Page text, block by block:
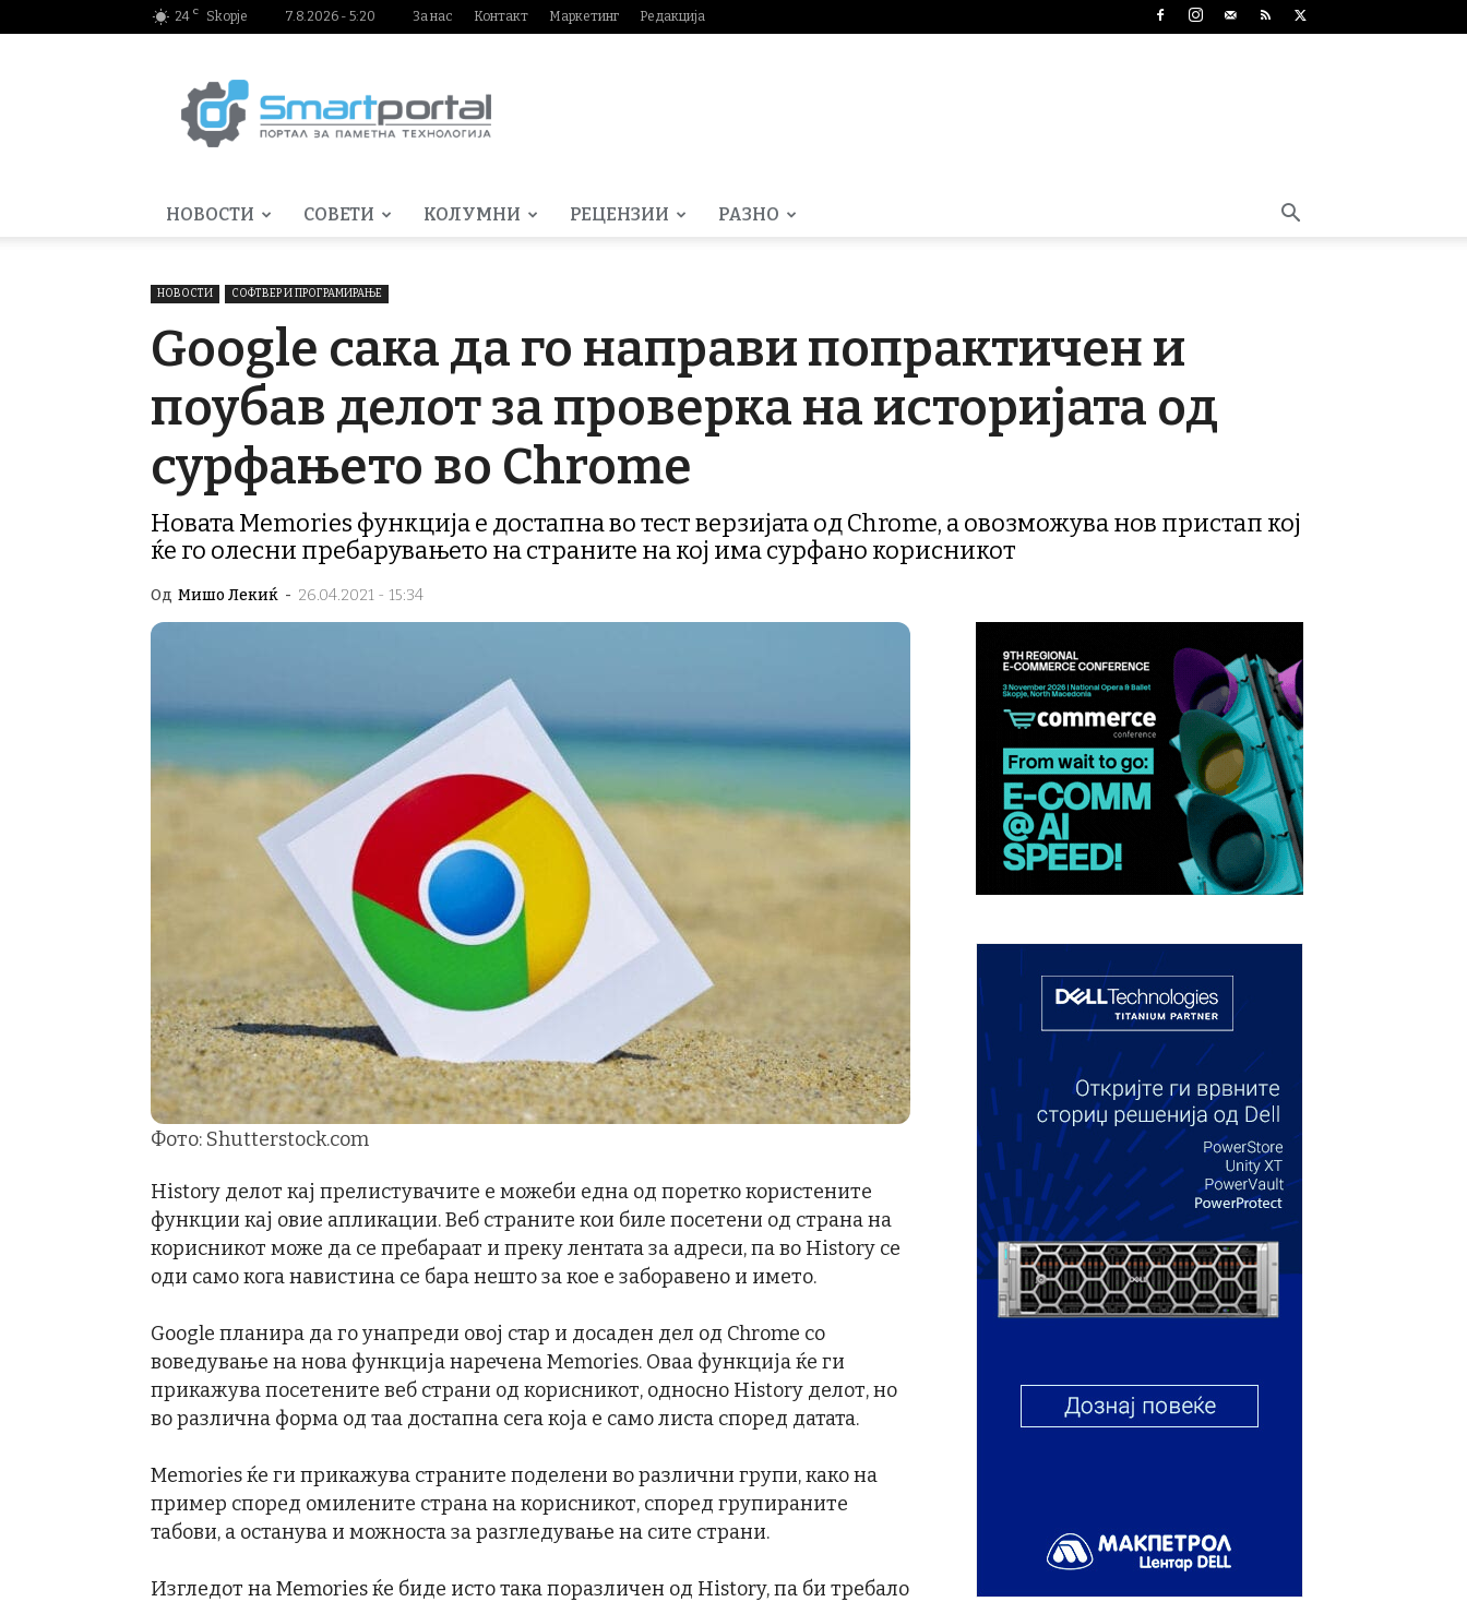
24 C Skopje 7.8.2026 - 5:20 За нас Контакт Маркетинг Редакција
НОВОСТИ СОВЕТИ КОЛУМНИ РЕЦЕНЗИИ РАЗНО
НОВОСТИ СОФТВЕР И ПРОГРАМИРАЊЕ
Google сака да го направи попрактичен и
поубав делот за проверка на историјата од
сурфањето во Chrome
Новата Memories функција е достапна во тест верзијата од Chrome, а овозможува нов пристап кој
ќе го олесни пребарувањето на страните на кој има сурфано корисникот
Од Мишо Лекиќ - 26.04.2021 - 15:34
Фото: Shutterstock.com
History делот кај прелистувачите е можеби една од поретко користените
функции кај овие апликации. Веб страните кои биле посетени од страна на
корисникот може да се пребараат и преку лентата за адреси, па во History се
оди само кога навистина се бара нешто за кое е заборавено и името.
Google планира да го унапреди овој стар и досаден дел од Chrome со
воведување на нова функција наречена Memories. Оваа функција ќе ги
прикажува посетените веб страни од корисникот, односно History делот, но
во различна форма од таа достапна сега која е само листа според датата.
Memories ќе ги прикажува страните поделени во различни групи, како на
пример според омилените страна на корисникот, според групираните
табови, а останува и можноста за разгледување на сите страни.
Изгледот на Memories ќе биде исто така поразличен од History, па би требало